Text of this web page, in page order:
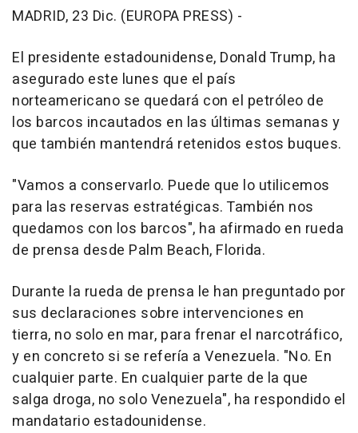
MADRID, 23 Dic. (EUROPA PRESS) -
El presidente estadounidense, Donald Trump, ha
asegurado este lunes que el país
norteamericano se quedará con el petróleo de
los barcos incautados en las últimas semanas y
que también mantendrá retenidos estos buques.
"Vamos a conservarlo. Puede que lo utilicemos
para las reservas estratégicas. También nos
quedamos con los barcos", ha afirmado en rueda
de prensa desde Palm Beach, Florida.
Durante la rueda de prensa le han preguntado por
sus declaraciones sobre intervenciones en
tierra, no solo en mar, para frenar el narcotráfico,
y en concreto si se refería a Venezuela. "No. En
cualquier parte. En cualquier parte de la que
salga droga, no solo Venezuela", ha respondido el
mandatario estadounidense.